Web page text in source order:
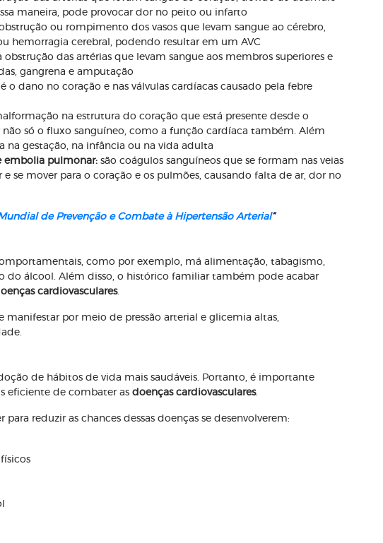
maneira, pode provocar dor no peito ou infarto
ou rompimento dos vasos que levam sangue ao cérebro,
hemorragia cerebral, podendo resultar em um AVC
obstrução das artérias que levam sangue aos membros superiores e
gangrena e amputação
é o dano no coração e nas válvulas cardíacas causado pela febre
na estrutura do coração que está presente desde o
só o fluxo sanguíneo, como a função cardíaca também. Além
na gestação, na infância ou na vida adulta
embolia pulmonar: são coágulos sanguíneos que se formam nas veias
e se mover para o coração e os pulmões, causando falta de ar, dor no
de Prevenção e Combate à Hipertensão Arterial“
como por exemplo, má alimentação, tabagismo,
do álcool. Além disso, o histórico familiar também pode acabar
cardiovasculares.
manifestar por meio de pressão arterial e glicemia altas,
de hábitos de vida mais saudáveis. Portanto, é importante
eficiente de combater as doenças cardiovasculares.
reduzir as chances dessas doenças se desenvolverem: